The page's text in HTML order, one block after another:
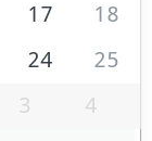
17
18
24
25
3 4